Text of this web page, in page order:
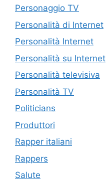
Personaggio TV
Personalità di Internet
Personalità Internet
Personalità su Internet
Personalità televisiva
Personalità TV
Politicians
Produttori
Rapper italiani
Rappers
Salute